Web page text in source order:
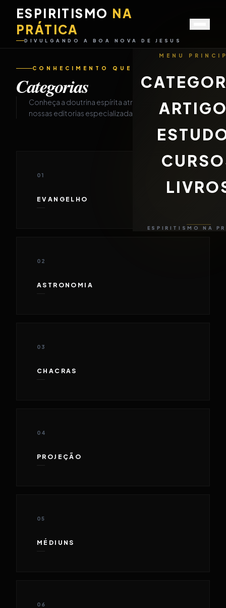
ESPIRITISMO NA
PRÁTICA
DIVULGANDO A BOA NOVA DE JESUS
MENU
ESPIRITISMO NA
CONHECIMENTO QUE DESPERTA
Categorias
Conheça a doutrina espírita através de
nossas editorias especializadas.
01
EVANGELHO
02
ASTRONOMIA
03
CHACRAS
04
PROJEÇÃO
05
MÉDIUNS
06